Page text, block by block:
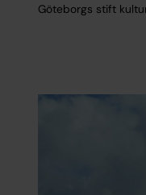
Göteborgs stift